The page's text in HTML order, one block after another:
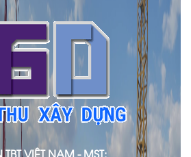
VIỆT NAM - MST: